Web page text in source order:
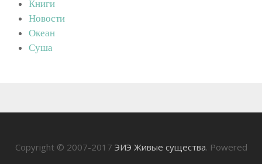
Книги
Новости
Океан
Суша
Copyright © 2007-2017 ЭИЭ Живые существа. Powered